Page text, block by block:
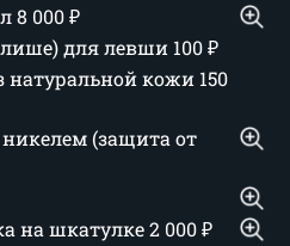
8 000₽
для левши 100₽
натуральной кожи 150
(защита от
на шкатулке2 000₽